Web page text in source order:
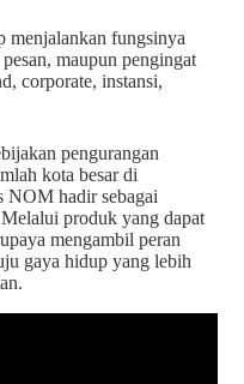
menjalankan fungsinya
maupun pengingat
corporate, instansi,
pengurangan
kota besar di
NOM hadir sebagai
produk yang dapat
mengambil peran
gaya hidup yang lebih